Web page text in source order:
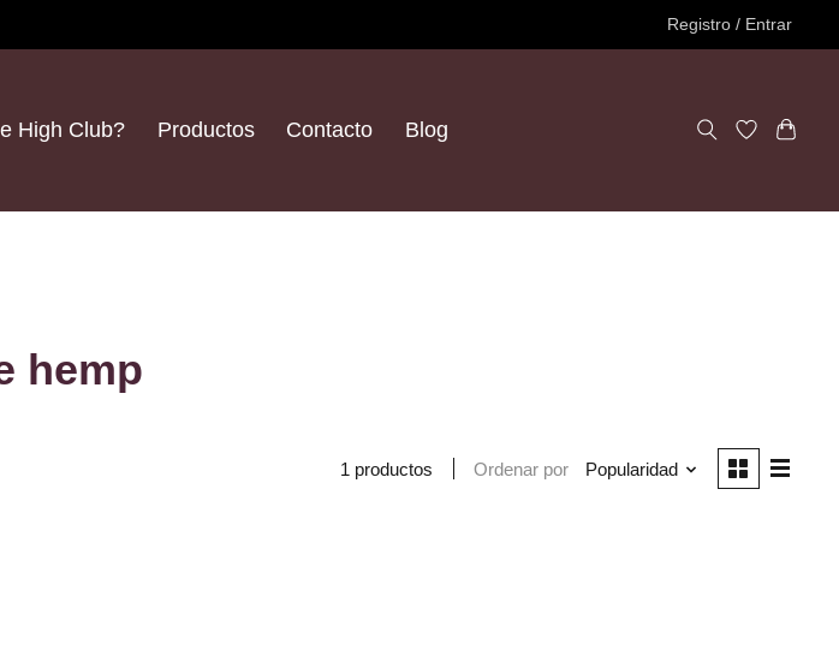
Registro / Entrar
High Club? Productos Contacto Blog
hemp
1 productos Ordenar por Popularidad